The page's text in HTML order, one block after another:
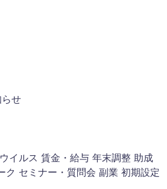
せ
イルス 賃金・給与 年末調整 助成
ク セミナー・質問会 副業 初期設定